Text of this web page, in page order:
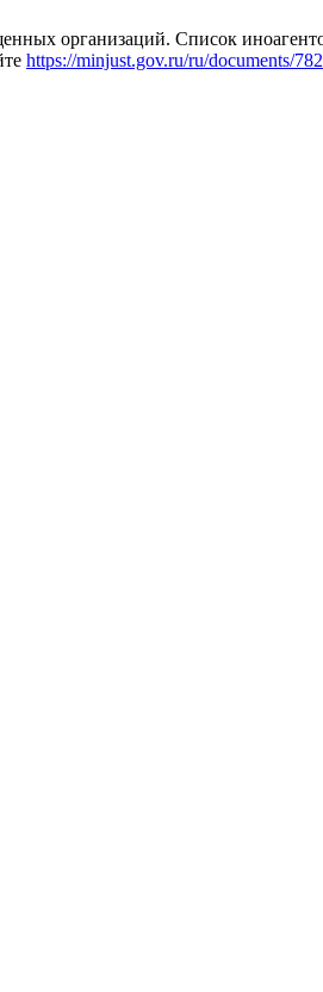
организаций. Список
https://minjust.gov.ru/ru/documents/